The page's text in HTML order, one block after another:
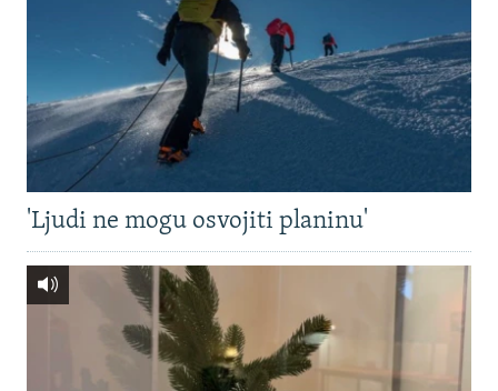
'Ljudi ne mogu osvojiti planinu'